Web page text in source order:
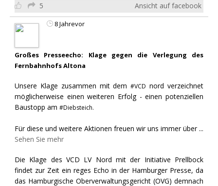
5 Ansicht auf facebook
8 Jahrevor
Großes Presseecho: Klage gegen die Verlegung des
Fernbahnhofs Altona
Unsere Klage zusammen mit dem#VCD nord verzeichnet
möglicherweise einen weiteren Erfolg - einen potenziellen
Baustopp am #Diebsteich.
Für diese und weitere Aktionen freuen wir uns immer über ...
Sehen Sie mehr
Die Klage des VCD LV Nord mit der Initiative Prellbock
findet zur Zeit ein reges Echo in der Hamburger Presse, da
das Hamburgische Oberverwaltungsgericht (OVG) demnach